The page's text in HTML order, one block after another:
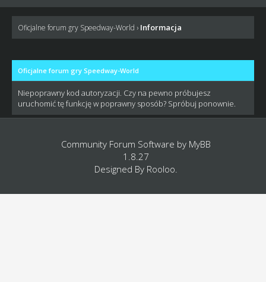
Oficjalne forum gry Speedway-World › Informacja
Oficjalne forum gry Speedway-World
Niepoprawny kod autoryzacji. Czy na pewno próbujesz
uruchomić tę funkcję w poprawny sposób? Spróbuj ponownie.
Community Forum Software by MyBB
1.8.27
Designed By Rooloo.